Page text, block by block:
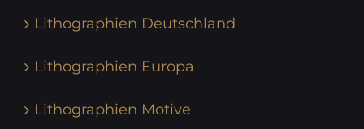
Lithographien Deutschland
Lithographien Europa
Lithographien Motive